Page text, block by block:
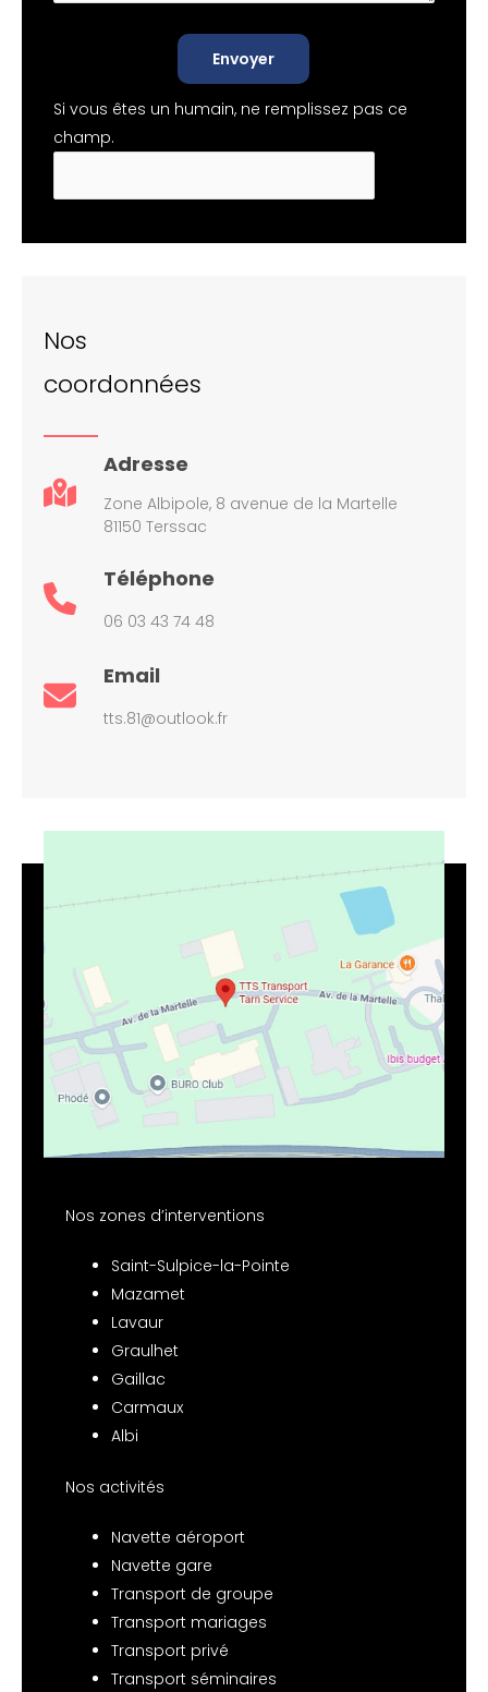
Envoyer
Si vous êtes un humain, ne remplissez pas ce
champ.
Nos
coordonnées
Adresse
Zone Albipole, 8 avenue de la Martelle
81150 Terssac
Téléphone
06 03 43 74 48
Email
tts.81@outlook.fr
Nos zones d’interventions
Saint-Sulpice-la-Pointe
Mazamet
Lavaur
Graulhet
Gaillac
Carmaux
Albi
Nos activités
Navette aéroport
Navette gare
Transport de groupe
Transport mariages
Transport privé
Transport séminaires